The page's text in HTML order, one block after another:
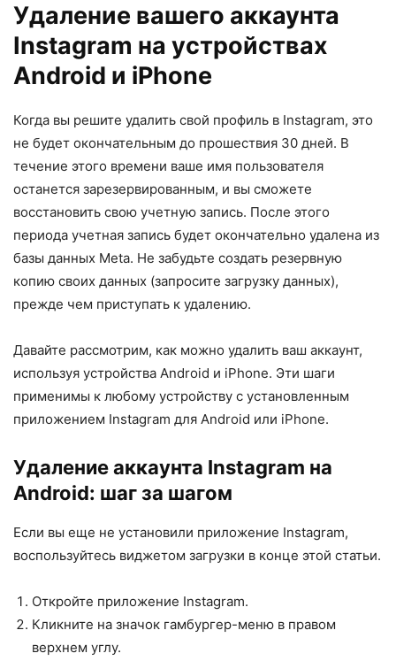
Удаление вашего аккаунта
Instagram на устройствах
Android и iPhone
Когда вы решите удалить свой профиль в Instagram, это
не будет окончательным до прошествия 30 дней. В
течение этого времени ваше имя пользователя
останется зарезервированным, и вы сможете
восстановить свою учетную запись. После этого
периода учетная запись будет окончательно удалена из
базы данных Meta. Не забудьте создать резервную
копию своих данных (запросите загрузку данных),
прежде чем приступать к удалению.
Давайте рассмотрим, как можно удалить ваш аккаунт,
используя устройства Android и iPhone. Эти шаги
применимы к любому устройству с установленным
приложением Instagram для Android или iPhone.
Удаление аккаунта Instagram на
Android: шаг за шагом
Если вы еще не установили приложение Instagram,
воспользуйтесь виджетом загрузки в конце этой статьи.
Откройте приложение Instagram.
Кликните на значок гамбургер-меню в правом
верхнем углу.